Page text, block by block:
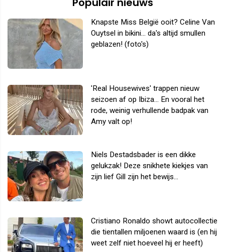
Knapste Miss België ooit? Celine Van
Ouytsel in bikini... da's altijd smullen
geblazen! (foto's)
'Real Housewives' trappen nieuw
seizoen af op Ibiza... En vooral het
rode, weinig verhullende badpak van
Amy valt op!
Niels Destadsbader is een dikke
gelukzak! Deze snikhete kiekjes van
zijn lief Gill zijn het bewijs...
Cristiano Ronaldo showt autocollectie
die tientallen miljoenen waard is (en hij
weet zelf niet hoeveel hij er heeft)